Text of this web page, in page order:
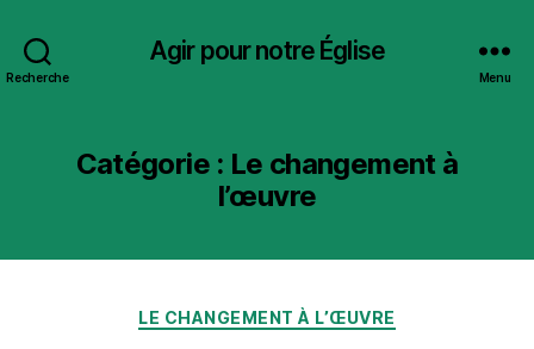
Recherche
Agir pour notre Église
Menu
Catégorie : Le changement à
l’œuvre
Catégories
LE CHANGEMENT À L’ŒUVRE